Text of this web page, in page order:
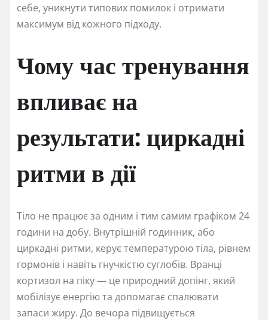
себе, уникнути типових помилок і отримати
максимум від кожного підходу.
Чому час тренування
впливає на
результати: циркадні
ритми в дії
Тіло не працює за одним і тим самим графіком 24
години на добу. Внутрішній годинник, або
циркадні ритми, керує температурою тіла, рівнем
гормонів і навіть гнучкістю суглобів. Вранці
кортизол на піку — це природний допінг, який
мобілізує енергію та допомагає спалювати
запаси жиру. До вечора підвищується